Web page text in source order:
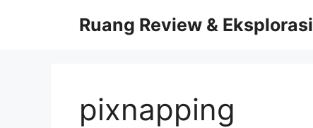
Ruang Review & Eksplorasi
pixnapping